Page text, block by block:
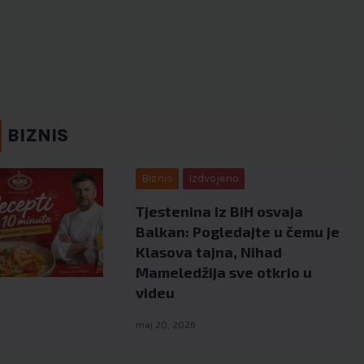
BIZNIS
Biznis Izdvojeno
Tjestenina iz BiH osvaja
Balkan: Pogledajte u čemu je
Klasova tajna, Nihad
Mameledžija sve otkrio u
videu
maj 20, 2026